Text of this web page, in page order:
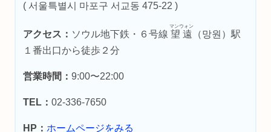
( 서울특별시 마포구 서교동 475-22 )
アクセス： ソウル地下鉄・６号線望遠
マンウォン
（망원）駅
１番出口から徒歩２分
営業時間：9:00〜22:00
TEL：02-336-7650
HP： ホームページをみる